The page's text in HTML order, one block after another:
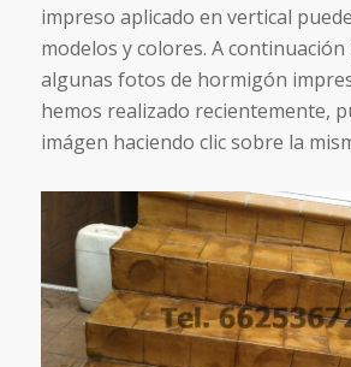
impreso aplicado en vertical
modelos y colores. A
algunas fotos de hormigón
hemos realizado recientemente,
imágen haciendo clic sobre la